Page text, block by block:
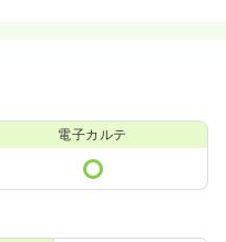
電子カルテ